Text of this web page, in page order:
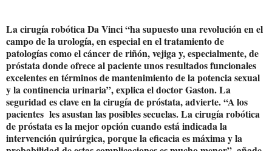
La cirugía robótica Da Vinci “ha supuesto una revolución en el
campo de la urología, en especial en el tratamiento de
patologías como el cáncer de riñón, vejiga y, especialmente, de
próstata donde ofrece al paciente unos resultados funcionales
excelentes en términos de mantenimiento de la potencia sexual
y la continencia urinaria”, explica el doctor Gaston. La
seguridad es clave en la cirugía de próstata, advierte. “A los
pacientes les asustan las posibles secuelas. La cirugía robótica
de próstata es la mejor opción cuando está indicada la
intervención quirúrgica, porque la eficacia es máxima y la